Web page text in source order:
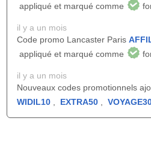
appliqué et marqué comme
il y a un mois
Code promo Lancaster Paris
appliqué et marqué comme
il y a un mois
Nouveaux codes promotionnels
WIDIL10
EXTRA50